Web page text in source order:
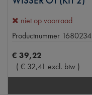
niet op voorraad
Productnummer 1680234
€ 39,22
( € 32,41 excl. btw )